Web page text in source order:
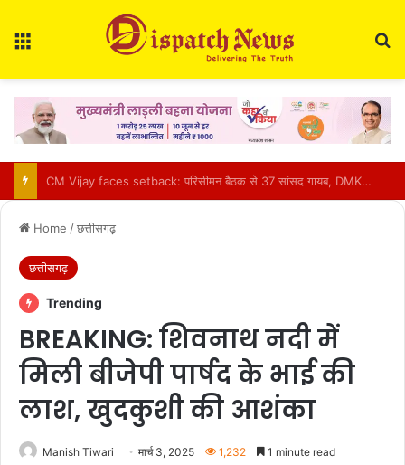
BCCI Big Decision : खिलाड़ियों की बढ़ती चोटों पर BCCI एक्टिव, VVS लक्ष्मण के साथ होगी अहम बैठक
Home /छत्तीसगढ़
छत्तीसगढ़
Trending
BREAKING: शिवनाथ नदी में
मिली बीजेपी पार्षद के भाई की
लाश, खुदकुशी की आशंका
Manish Tiwari मार्च 3, 2025 1,232 1 minute read